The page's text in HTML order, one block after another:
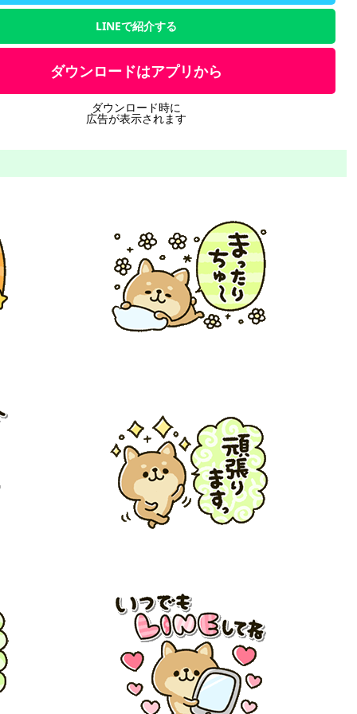
LINEで紹介する
ダウンロードはアプリから
ダウンロード時に
広告が表示されます